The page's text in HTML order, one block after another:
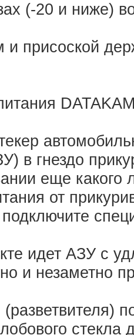
(-20 и ниже)
и присоской
в гнездо
еще какого
от
идет АЗУ с
и незаметно
(разветвителя)
стекла